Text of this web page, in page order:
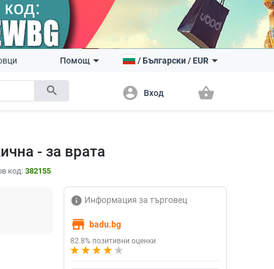
search
Помощ /Български/ EUR
account_circle Вход shopping_basket
- за врата
код: 382155
info Информация за търговец
store badu.bg
82.8% позитивни оценки